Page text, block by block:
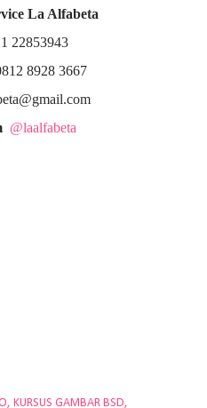
La Alfabeta
22853943
8928 3667
@laalfabeta
KURSUS GAMBAR BSD